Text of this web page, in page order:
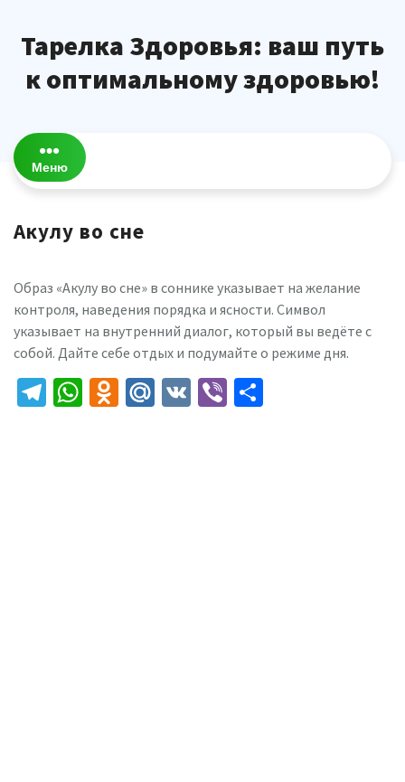
содержимому
Тарелка Здоровья: ваш путь
к оптимальному здоровью!
Меню
Акулу во сне
Образ «Акулу во сне» в соннике указывает на желание
контроля, наведения порядка и ясности. Символ
указывает на внутренний диалог, который вы ведёте с
собой. Дайте себе отдых и подумайте о режиме дня.
Telegram
WhatsApp
Odnoklassniki
Mail.Ru
VK Viber